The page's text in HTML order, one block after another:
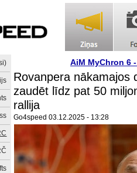
AiM MyChron 6
Rovanpera nākamajos
zaudēt līdz pat 50
rallija
Go4speed 03.12.2025 - 13:28